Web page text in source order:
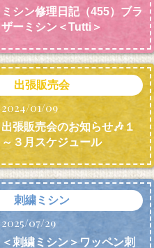
ミシン修理日記（455）ブラ
ザーミシン＜Tutti＞
出張販売会
2024/01/09
出張販売会のお知らせ🎶１
～３月スケジュール
刺繍ミシン
2025/07/29
＜刺繍ミシン＞ワッペン刺